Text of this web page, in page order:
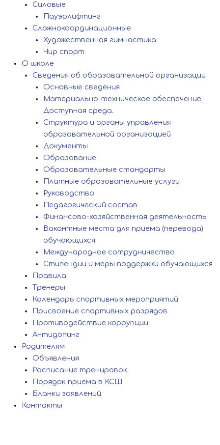
Силовые
Пауэрлифтинг
Сложнокоординационные
Художественная гимнастика
Чир спорт
О школе
Сведения об образовательной организации
Основные сведения
Материально-техническое обеспечение.
Доступная среда.
Структура и органы управления
образовательной организацией
Документы
Образование
Образовательные стандарты
Платные образовательные услуги
Руководство
Педагогический состав
Финансово-хозяйственная деятельность
Вакантные места для приема (перевода)
обучающихся
Международное сотрудничество
Стипендии и меры поддержки обучающихся
Правила
Тренеры
Календарь спортивных мероприятий
Присвоение спортивных разрядов
Противодействие коррупции
Антидопинг
Родителям
Объявления
Расписание тренировок
Порядок приёма в КСШ
Бланки заявлений
Контакты